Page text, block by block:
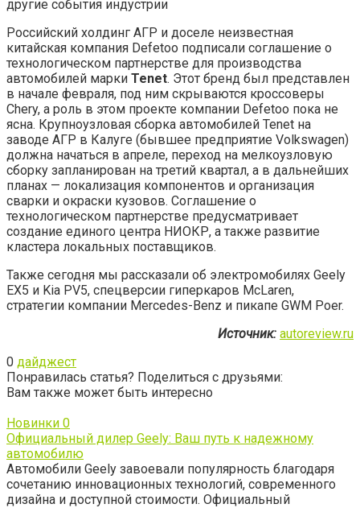
Российский холдинг АГР и доселе неизвестная
китайская компания Defetoo подписали соглашение о
технологическом партнерстве для производства
автомобилей марки Tenet. Этот бренд был представлен
в начале февраля, под ним скрываются кроссоверы
Chery, а роль в этом проекте компании Defetoo пока не
ясна. Крупноузловая сборка автомобилей Tenet на
заводе АГР в Калуге (бывшее предприятие Volkswagen)
должна начаться в апреле, переход на мелкоузловую
сборку запланирован на третий квартал, а в дальнейших
планах — локализация компонентов и организация
сварки и окраски кузовов. Соглашение о
технологическом партнерстве предусматривает
создание единого центра НИОКР, а также развитие
кластера локальных поставщиков.
Также сегодня мы рассказали об электромобилях Geely
EX5 и Kia PV5, спецверсии гиперкаров McLaren,
стратегии компании Mercedes-Benz и пикапе GWM Poer.
Источник: autoreview.ru
0 дайджест
Понравилась статья? Поделиться с друзьями:
Вам также может быть интересно
Новинки 0
Официальный дилер Geely: Ваш путь к надежному
автомобилю
Автомобили Geely завоевали популярность благодаря
сочетанию инновационных технологий, современного
дизайна и доступной стоимости. Официальный